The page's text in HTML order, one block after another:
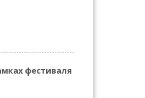
фестиваля